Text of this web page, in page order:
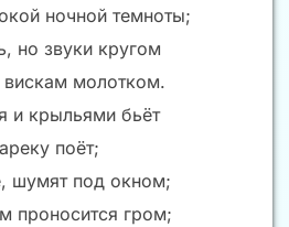
ночной темноты;
но звуки кругом
вискам молотком.
и крыльями бьёт
поёт;
шумят под окном;
проносится гром;